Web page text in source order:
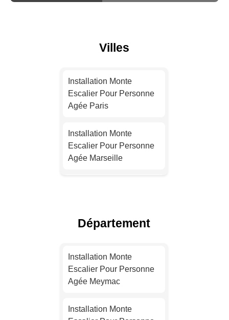
Villes
Installation Monte
Escalier Pour Personne
Agée Paris
Installation Monte
Escalier Pour Personne
Agée Marseille
Département
Installation Monte
Escalier Pour Personne
Agée Meymac
Installation Monte